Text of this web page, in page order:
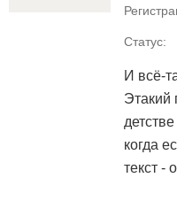
Статус:
И всё-
Этакий
когда
текст -